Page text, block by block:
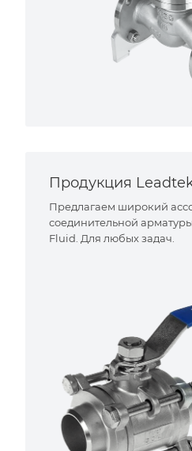
Продукция
Предлагаем широкий
соединительной
Fluid. Для любых задач.